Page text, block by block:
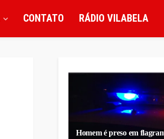
CONTATO RÁDIO VILABELA
Homem é preso em